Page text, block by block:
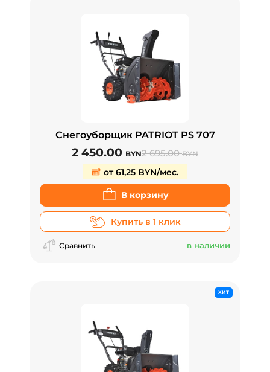
Снегоуборщик PATRIOT PS 707
2 450.00 BYN2 695.00BYN
от 61,25 BYN/мес.
В корзину
Купить в 1 клик
Сравнить в наличии
ХИТ